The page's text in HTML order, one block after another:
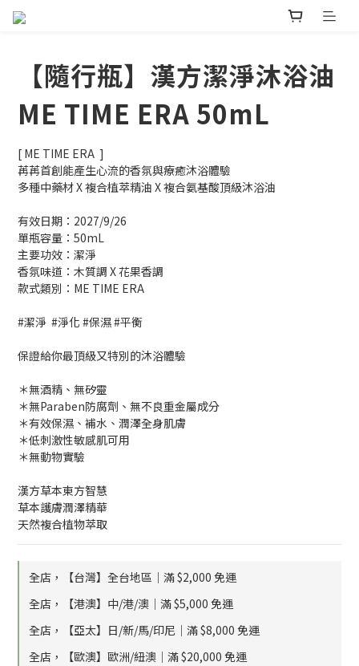
【隨行瓶】漢方潔淨沐浴油
ME TIME ERA 50mL
[ ME TIME ERA  ]
苒苒首創能產生心流的香氛與療癒沐浴體驗
多種中藥材 X 複合植萃精油 X 複合氨基酸頂級沐浴油
有效日期：2027/9/26
單瓶容量：50mL
主要功效：潔淨
香氛味道：木質調 X 花果香調
款式類別：ME TIME ERA
#潔淨  #淨化 #保濕 #平衡
保證給你最頂級又特別的沐浴體驗
＊無酒精、無矽靈
＊無Paraben防腐劑、無不良重金屬成分
＊有效保濕、補水、潤澤全身肌膚
＊低刺激性敏感肌可用
＊無動物實驗
漢方草本東方智慧
草本護膚潤澤精華
天然複合植物萃取
全店，【台灣】全台地區｜滿 $2,000 免運
全店，【港澳】中/港/澳｜滿 $5,000 免運
全店，【亞太】日/新/馬/印尼｜滿 $8,000 免運
全店，【歐澳】歐洲/紐澳｜滿 $20,000 免運